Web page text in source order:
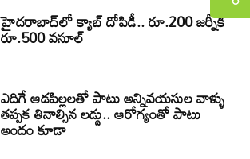
హైదరాబాద్‌లో క్యాబ్‌ దోపిడీ.. రూ.200 జర్నీకి
రూ.500 వసూల్
ఎదిగే ఆడపిల్లలతో పాటు అన్నివయసుల వాళ్ళు
తప్పక తినాల్సిన లడ్డు.. ఆరోగ్యంతో పాటు
అందం కూడా